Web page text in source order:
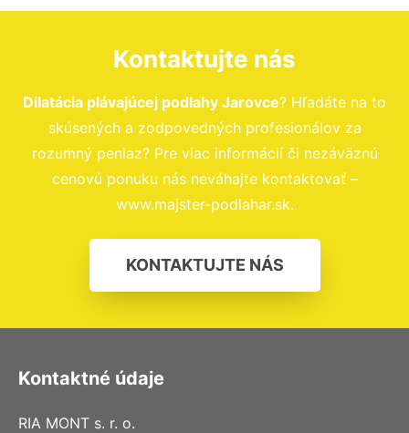
Kontaktujte nás
Dilatácia plávajúcej podlahy Jarovce? Hľadáte na to
skúsených a zodpovedných profesionálov za
rozumný peniaz? Pre viac informácií či nezáväznú
cenovú ponuku nás neváhajte kontaktovať –
www.majster-podlahar.sk.
KONTAKTUJTE NÁS
Kontaktné údaje
RIA MONT s. r. o.